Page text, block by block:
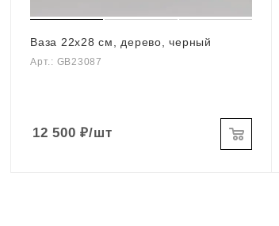
Ваза 22х28 см, дерево, черный
Арт.: GB23087
12 500 ₽/шт